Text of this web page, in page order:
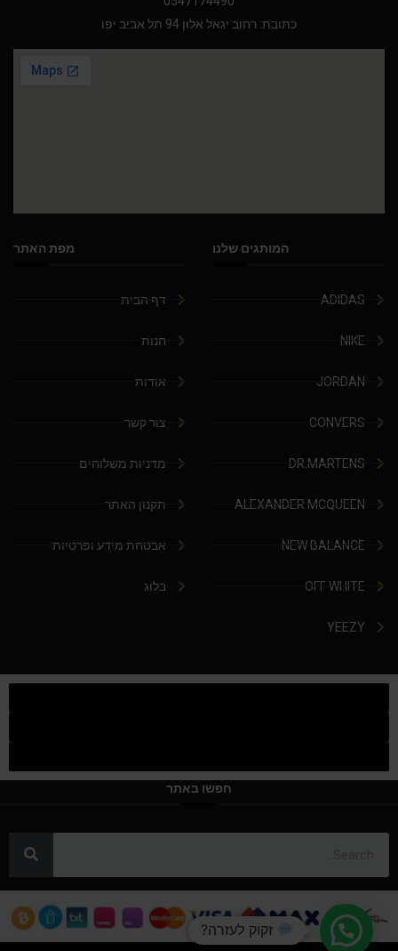
כתובת: רחוב יגאל אלון 94 תל אביב יפו
המותגים שלנו
ADIDAS
NIKE
JORDAN
CONVERS
DR.MARTENS
ALEXANDER MCQUEEN
NEW BALANCE
OFF WHITE
YEEZY
מפת האתר
דף הבית
חנות
אודות
צור קשר
מדניות משלוחים
תקנון האתר
אבטחת מידע ופרטיות
בלוג
חפשו באתר
זקוק לעזרה?